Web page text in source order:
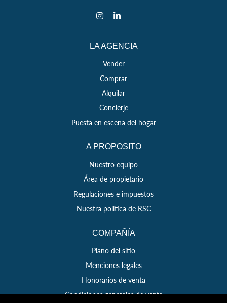
InstagramLinkedIn
LA AGENCIA
Vender
Comprar
Alquilar
Concierje
Puesta en escena del hogar
A PROPOSITO
Nuestro equipo
Área de propietario
Regulaciones e impuestos
Nuestra politica de RSC
COMPAÑÍA
Plano del sitio
Menciones legales
Honorarios de venta
Condiciones generales de venta